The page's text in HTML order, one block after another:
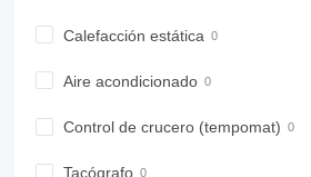
Calefacción estática
Aire acondicionado
Control de crucero (tempomat)
Tacógrafo